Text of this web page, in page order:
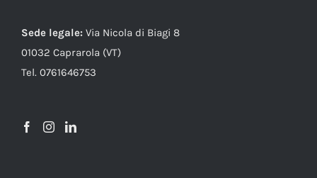
Sede legale: Via Nicola di Biagi 8
01032 Caprarola (VT)
Tel. 0761646753